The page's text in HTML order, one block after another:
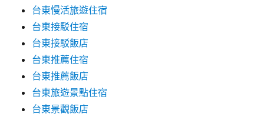
台東慢活旅遊住宿
台東接駁住宿
台東接駁飯店
台東推薦住宿
台東推薦飯店
台東旅遊景點住宿
台東景觀飯店